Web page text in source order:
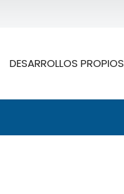
DESARROLLOS PROPIOS